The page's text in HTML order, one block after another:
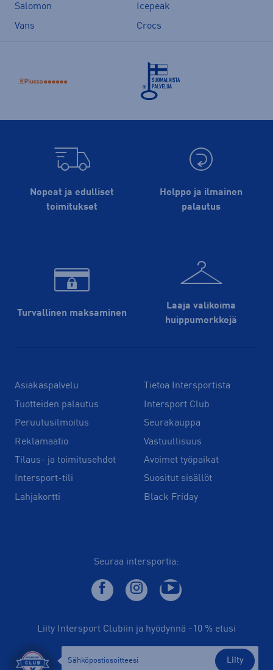
Salomon
Icepeak
Vans
Crocs
Nopeat ja edulliset
toimitukset
Helppo ja ilmainen
palautus
Turvallinen maksaminen
Laaja valikoima
huippu­merkkejä
Asiakaspalvelu
Tuotteiden palautus
Peruutusilmoitus
Reklamaatio
Tilaus- ja toimitusehdot
Intersport-tili
Lahjakortti
Tietoa Intersportista
Intersport Club
Seurakauppa
Vastuullisuus
Avoimet työpaikat
Suositut sisällöt
Black Friday
Seuraa intersportia:
Liity Intersport Clubiin ja hyödynnä -10 % etusi
Liity